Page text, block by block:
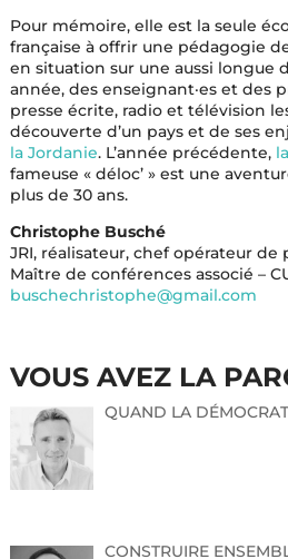
Pour mémoire, elle est la seule
française à offrir une pédagogie
en situation sur une aussi longue
année, des enseignant·es et des
presse écrite, radio et télévision
découverte d’un pays et de ses
la Jordanie. L’année précédente,
fameuse « déloc’ » est une
plus de 30 ans.
Christophe Busché
JRI, réalisateur, chef opérateur de
Maître de conférences associé –
buschechristophe@gmail.com
VOUS AVEZ LA
QUAND LA
CONSTRUIRE